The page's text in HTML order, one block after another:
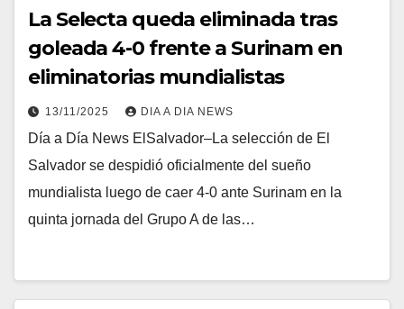
La Selecta queda eliminada tras
goleada 4-0 frente a Surinam en
eliminatorias mundialistas
13/11/2025 DIA A DIA NEWS
Día a Día News ElSalvador–La selección de El
Salvador se despidió oficialmente del sueño
mundialista luego de caer 4-0 ante Surinam en la
quinta jornada del Grupo A de las…